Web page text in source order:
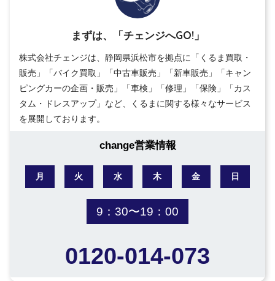
まずは、「チェンジへGO!」
株式会社チェンジは、静岡県浜松市を拠点に「くるま買取・
販売」「バイク買取」「中古車販売」「新車販売」「キャン
ピングカーの企画・販売」「車検」「修理」「保険」「カス
タム・ドレスアップ」など、くるまに関する様々なサービス
を展開しております。
change営業情報
月 火 水 木 金 日
9：30〜19：00
0120-014-073